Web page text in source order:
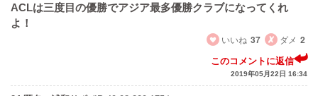
ACLは三度目の優勝でアジア最多優勝クラブになってくれ
よ！
いいね 37 ダメ 2
このコメントに返信
2019年05月22日 16:34